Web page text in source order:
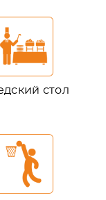
стол